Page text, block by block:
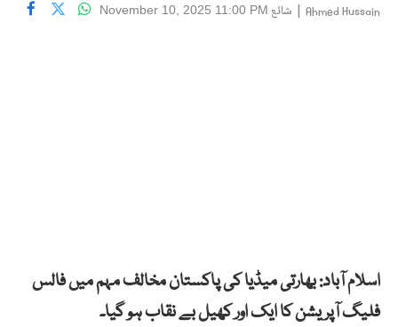
Ahmed Hussain
| شائع November 10, 2025 11:00 PM
اسلام آباد: بھارتی میڈیا کی پاکستان مخالف مہم میں فالس
فلیگ آپریشن کا ایک اور کھیل بے نقاب ہو گیا۔